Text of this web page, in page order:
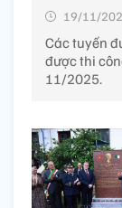
19/11/
Các tuyến
được thi
11/2025.